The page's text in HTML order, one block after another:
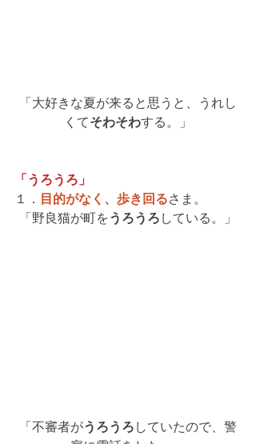
「大好きな夏が来ると思うと、うれし
くてそわそわする。」
「うろうろ」
１． 目的がなく、歩き回るさま。
「野良猫が町をうろうろ している。」
「不審者がうろうろ していたので、警